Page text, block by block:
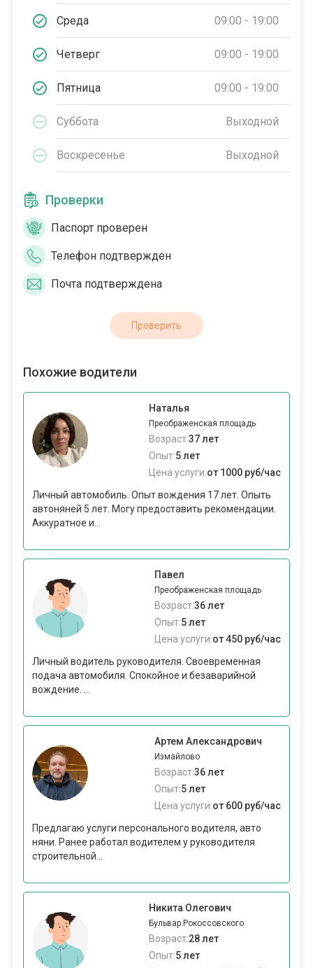
Среда 09:00 - 19:00
Четверг 09:00 - 19:00
Пятница 09:00 - 19:00
Суббота Выходной
Воскресенье Выходной
Проверки
Паспорт проверен
Телефон подтвержден
Почта подтверждена
Проверить
Похожие водители
Наталья
Преображенская площадь
Возраст:37 лет
Опыт:5 лет
Цена услуги:от 1000 руб/час
Личный автомобиль. Опыт вождения 17 лет. Опыть
автоняней 5 лет. Могу предоставить рекомендации.
Аккуратное и...
Павел
Преображенская площадь
Возраст:36 лет
Опыт:5 лет
Цена услуги:от 450 руб/час
Личный водитель руководителя. Своевременная
подача автомобиля. Спокойное и безаварийной
вождение. ...
Артем Александрович
Измайлово
Возраст:36 лет
Опыт:5 лет
Цена услуги:от 600 руб/час
Предлагаю услуги персонального водителя, авто
няни. Ранее работал водителем у руководителя
строительной...
Никита Олегович
Бульвар Рокоссовского
Возраст:28 лет
Опыт:5 лет